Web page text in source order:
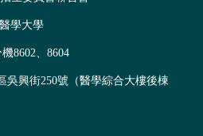
學大學
8602、8604
吳興街250號（醫學綜合大樓後棟